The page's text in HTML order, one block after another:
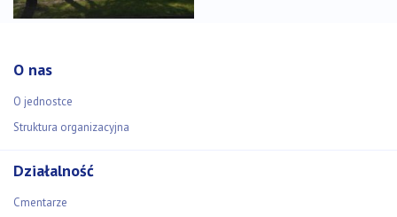
O nas
O jednostce
Struktura organizacyjna
Działalność
Cmentarze